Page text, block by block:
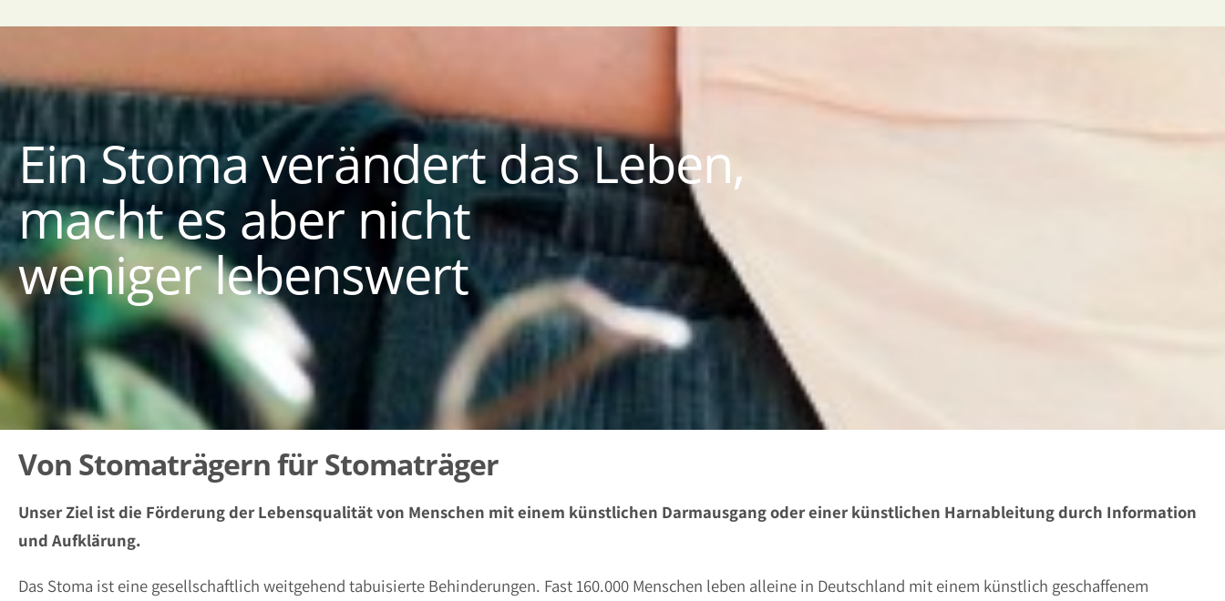
Ein Stoma verändert das Leben,
macht es aber nicht
weniger lebenswert
Von Stomaträgern für Stomaträger
Unser Ziel ist die Förderung der Lebensqualität von Menschen mit einem künstlichen Darmausgang oder einer künstlichen Harnableitung durch Information
und Aufklärung.
Das Stoma ist eine gesellschaftlich weitgehend tabuisierte Behinderungen. Fast 160.000 Menschen leben alleine in Deutschland mit einem künstlich geschaffenem